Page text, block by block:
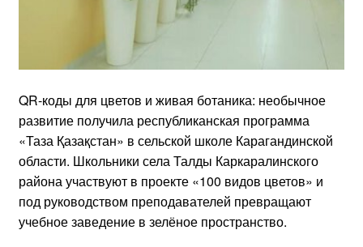
QR-коды для цветов и живая ботаника: необычное
развитие получила республиканская программа
«Таза Қазақстан» в сельской школе Карагандинской
области. Школьники села Талды Каркаралинского
района участвуют в проекте «100 видов цветов» и
под руководством преподавателей превращают
учебное заведение в зелёное пространство.